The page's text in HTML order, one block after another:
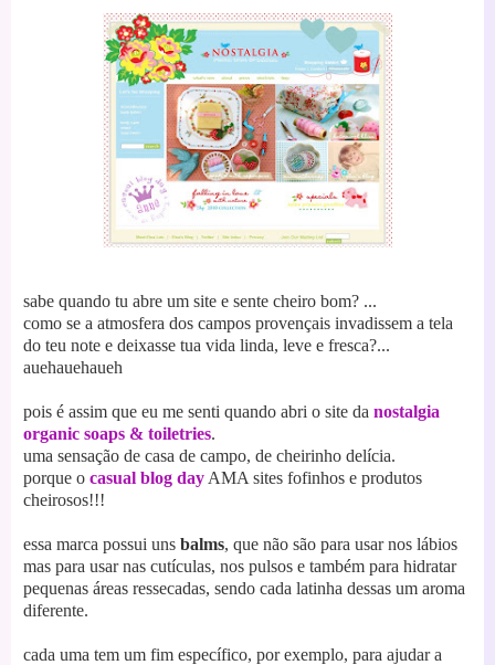
sabe quando tu abre um site e sente cheiro bom? ...
como se a atmosfera dos campos provençais invadissem a tela
do teu note e deixasse tua vida linda, leve e fresca?...
auehauehaueh
pois é assim que eu me senti quando abri o site da nostalgia
organic soaps & toiletries.
uma sensação de casa de campo, de cheirinho delícia.
porque o casual blog day AMA sites fofinhos e produtos
cheirosos!!!
essa marca possui uns balms, que não são para usar nos lábios
mas para usar nas cutículas, nos pulsos e também para hidratar
pequenas áreas ressecadas, sendo cada latinha dessas um aroma
diferente.
cada uma tem um fim específico, por exemplo, para ajudar a